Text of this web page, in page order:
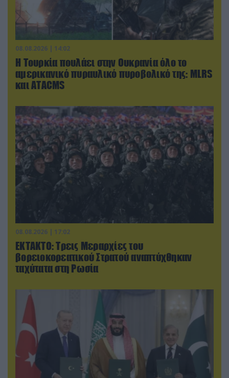
08.08.2026 | 14:02
Η Τουρκία πουλάει στην Ουκρανία όλο το
αμερικανικό πυραυλικό πυροβολικό της: MLRS
και ΑΤΑCMS
08.08.2026 | 17:02
ΕΚΤΑΚΤΟ: Τρεις Μεραρχίες του
βορειοκορεατικού Στρατού αναπτύχθηκαν
ταχύτατα στη Ρωσία